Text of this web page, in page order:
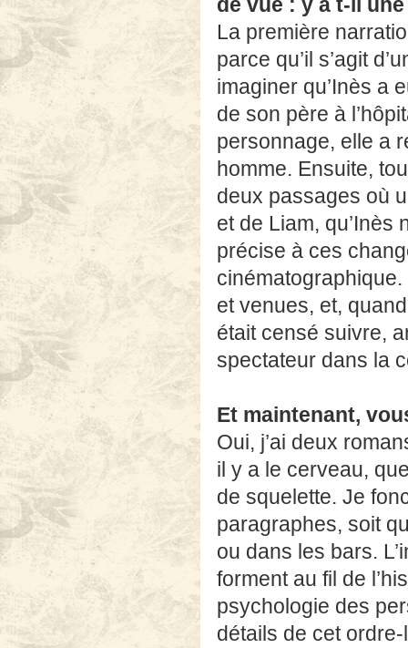
La première
parce qu’il s’agit
imaginer qu’Inès a
de son père à
personnage, elle a
homme. Ensuite,
deux passages où
et de Liam, qu’Inès
précise à ces
et venues, et,
était censé suivre,
spectateur dans la
Et maintenant,
Oui, j’ai deux
il y a le cerveau,
de squelette. Je
paragraphes, soit
ou dans les bars.
forment au fil de
psychologie des
détails de cet